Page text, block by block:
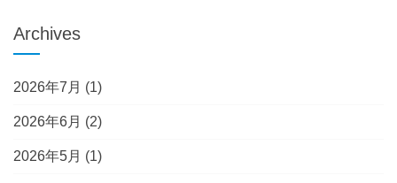
Archives
2026年7月 (1)
2026年6月 (2)
2026年5月 (1)